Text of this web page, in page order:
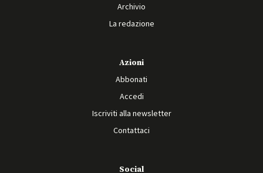
Archivio
La redazione
Azioni
Abbonati
Accedi
Iscriviti alla newsletter
Contattaci
Social